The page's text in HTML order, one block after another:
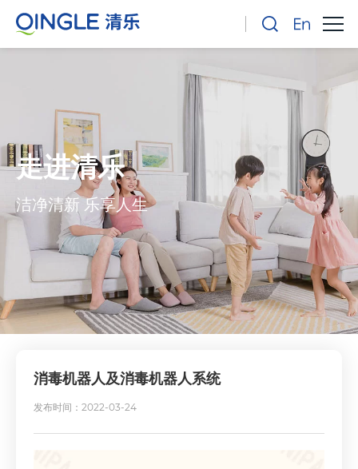
走进清乐
洁净清新 乐享人生
消毒机器人及消毒机器人系统
发布时间：2022-03-24